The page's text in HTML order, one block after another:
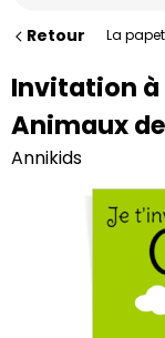
Retour La
Invitation
Animaux
Annikids